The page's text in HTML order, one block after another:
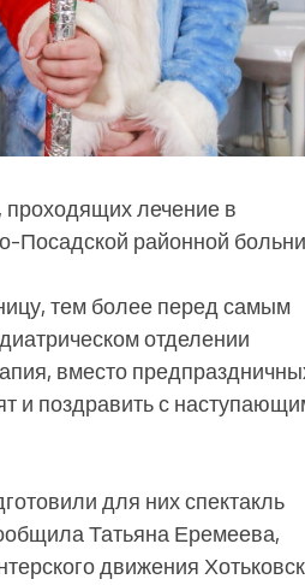
лечение в
Посадской районной
тем более перед самым
отделении
вместо
и поздравить с
для них спектакль
Татьяна Еремеева,
движения